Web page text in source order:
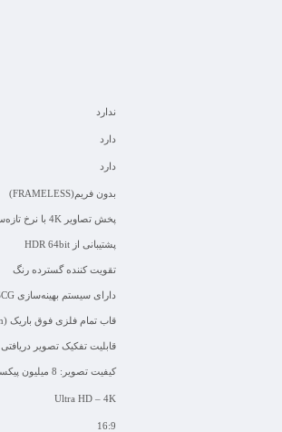
ندارد
دارد
دارد
بدون فریم(FRAMELESS)
پخش تصاویر 4K با نرخ تازه‌سازی 60 فریم بر ثانیه
پشتیبانی از HDR 64bit
تقویت کننده گسترده رنگ
دارای سیستم بهینه‌سازی SCG
قاب تمام فلزی فوق باریک (SU Slim)
قابلیت تفکیک تصویر دریافتی
کیفیت تصویر: 8 میلیون پیکسل
Ultra HD – 4K
16:9